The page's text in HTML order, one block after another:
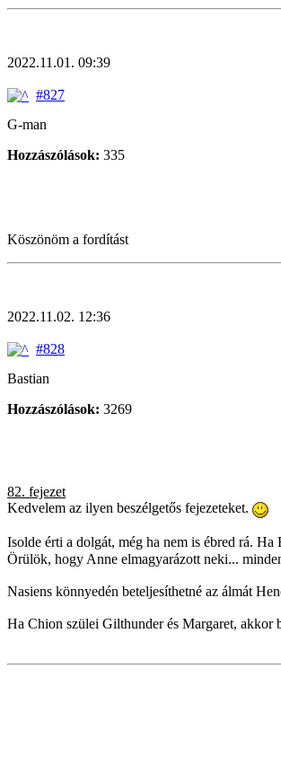
2022.11.01. 09:39
#827
G-man
Hozzászólások: 335
Köszönöm a fordítást
2022.11.02. 12:36
#828
Bastian
Hozzászólások: 3269
82. fejezet
Kedvelem az ilyen beszélgetős fejezeteket.
Isolde érti a dolgát, még ha nem is ébred rá.
Örülök, hogy Anne elmagyarázott neki...
Nasiens könnyedén beteljesíthetné az álmát
Ha Chion szülei Gilthunder és Margaret, akkor